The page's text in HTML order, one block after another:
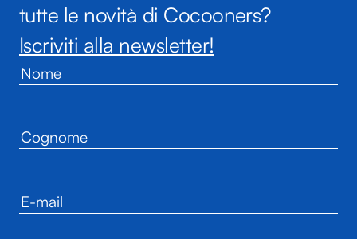
tutte le novità di Cocooners?
Iscriviti alla newsletter!